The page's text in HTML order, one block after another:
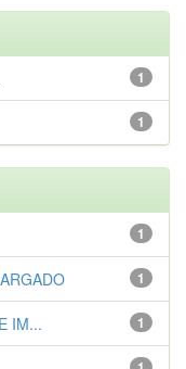
1
1
1
1
1
IM...